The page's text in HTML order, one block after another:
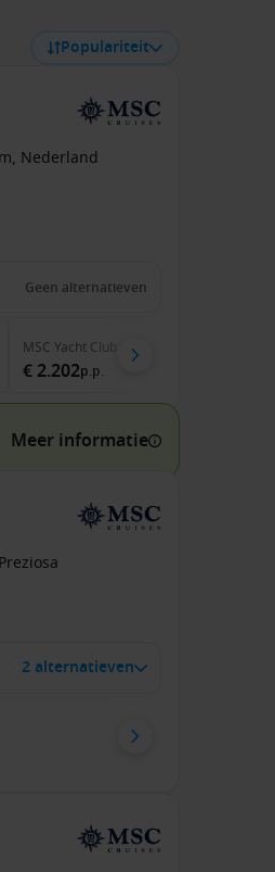
Populariteit
Nederland
Geen alternatieven
MSC Yacht Club van
€ 2.202p.p.
Meer informatie
2 alternatieven